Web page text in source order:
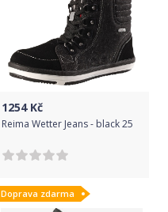
1254Kč
Reima Wetter Jeans - black 25
Doprava zdarma